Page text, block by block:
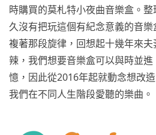
時購買的莫札特小夜曲音樂盒。
久沒有把玩這個有紀念意義的音
複著那段旋律，回想起十幾年來
辣，我們想要音樂盒可以與時並
憶，因此從2016年起就動念想改
我們在不同人生階段愛聽的樂曲。